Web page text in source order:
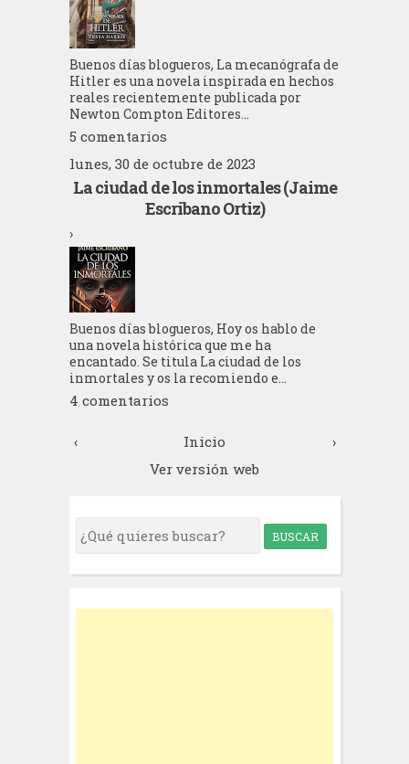
Buenos días blogueros, La mecanógrafa de
Hitler es una novela inspirada en hechos
reales recientemente publicada por
Newton Compton Editores...
5 comentarios
lunes, 30 de octubre de 2023
La ciudad de los inmortales (Jaime
Escribano Ortiz)
›
Buenos días blogueros, Hoy os hablo de
una novela histórica que me ha
encantado. Se titula La ciudad de los
inmortales y os la recomiendo e...
4 comentarios
‹ ›
Inicio
Ver versión web
S
e
r